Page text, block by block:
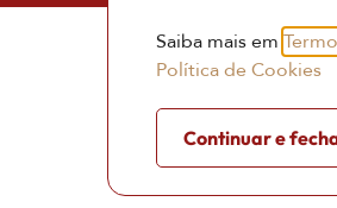
Saiba mais em
Política de Cookies
Continuar e